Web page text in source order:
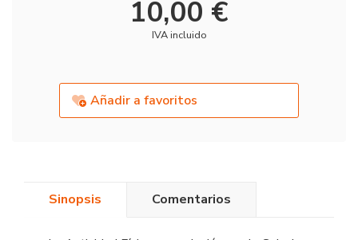
10,00 €
IVA incluido
Añadir a favoritos
Sinopsis Comentarios